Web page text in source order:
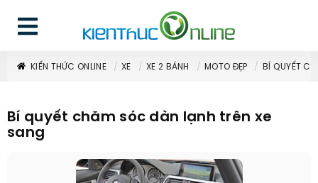
KIẾN THỨC ONLINE XE XE 2 BÁNH MOTO ĐẸP BÍ QUYẾT
Bí quyết chăm sóc dàn lạnh trên xe
sang